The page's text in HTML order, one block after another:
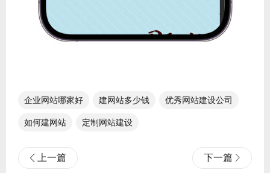
企业网站哪家好 建网站多少钱 优秀网站建设公司
如何建网站 定制网站建设
上一篇 下一篇